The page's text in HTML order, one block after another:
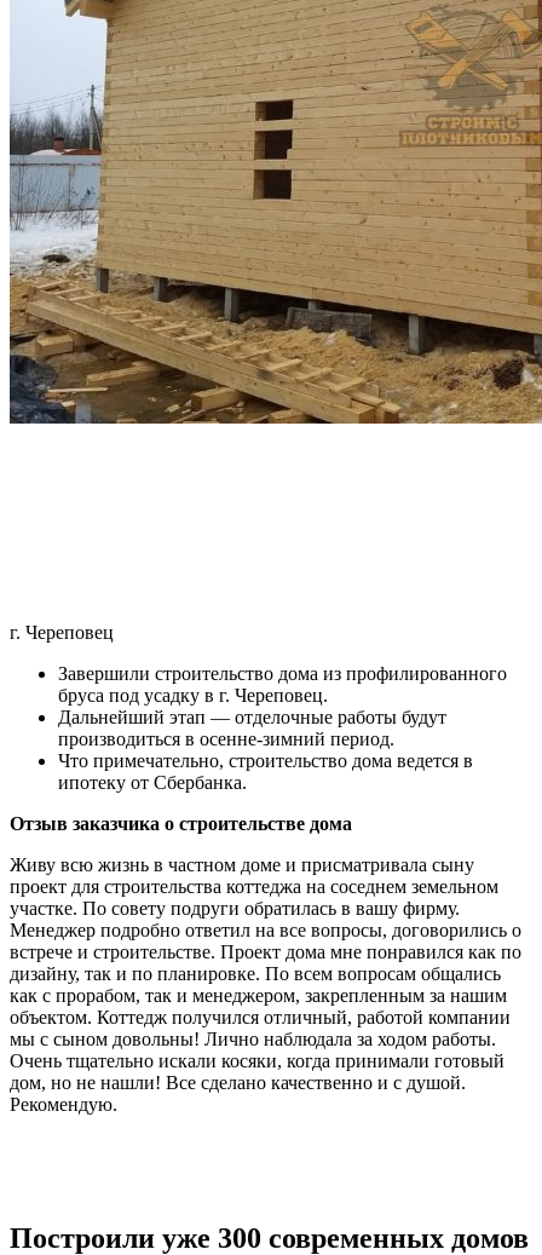
г. Череповец
Завершили строительство дома из профилированного
бруса под усадку в г. Череповец.
Дальнейший этап — отделочные работы будут
производиться в осенне-зимний период.
Что примечательно, строительство дома ведется в
ипотеку от Сбербанка.
Отзыв заказчика о строительстве дома
Живу всю жизнь в частном доме и присматривала сыну
проект для строительства коттеджа на соседнем земельном
участке. По совету подруги обратилась в вашу фирму.
Менеджер подробно ответил на все вопросы, договорились о
встрече и строительстве. Проект дома мне понравился как по
дизайну, так и по планировке. По всем вопросам общались
как с прорабом, так и менеджером, закрепленным за нашим
объектом. Коттедж получился отличный, работой компании
мы с сыном довольны! Лично наблюдала за ходом работы.
Очень тщательно искали косяки, когда принимали готовый
дом, но не нашли! Все сделано качественно и с душой.
Рекомендую.
Построили уже 300 современных домов